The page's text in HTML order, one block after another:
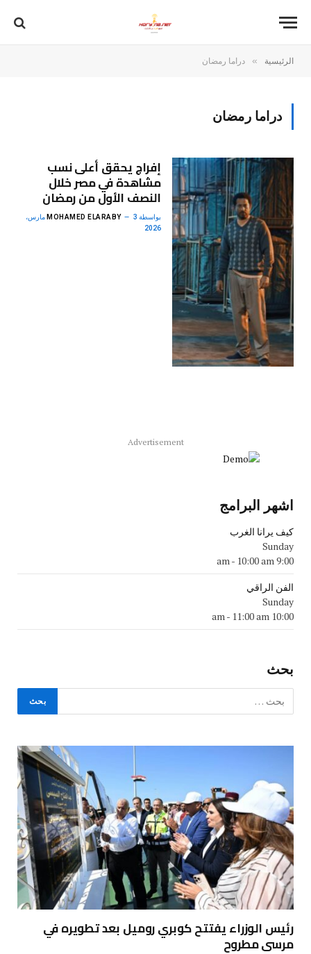
الرئيسية » دراما رمضان
دراما رمضان
إفراج يحقق أعلى نسب
مشاهدة في مصر خلال
النصف الأول من رمضان
بواسطة MOHAMED ELARABY 3 مارس،
2026
Advertisement
اشهر البرامج
كيف يرانا الغرب
Sunday
9:00 am
- 10:00 am
الفن الراقي
Sunday
10:00 am
- 11:00 am
بحث
رئيس الوزراء يفتتح كوبري روميل بعد تطويره في
مرسى مطروح